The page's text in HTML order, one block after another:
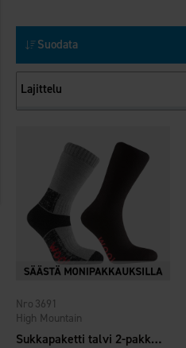
Suodata
Lajittelu
Sukkapaketti talvi 2-pakkaus
High Mountain
3691